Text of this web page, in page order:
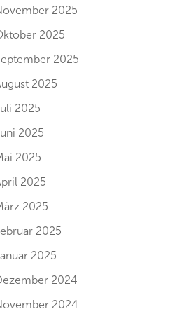
2025
2025
2025
2025
2025
2025
2025
2025
2025
2025
2025
2024
2024